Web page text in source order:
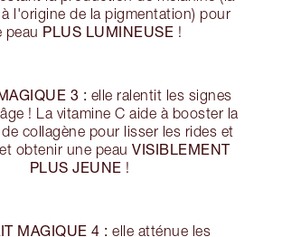
l'origine de la pigmentation) pour
peau PLUS LUMINEUSE !
3 : elle ralentit les signes
! La vitamine C aide à booster la
collagène pour lisser les rides et
obtenir une peauVISIBLEMENT
PLUS JEUNE !
MAGIQUE 4 : elle atténue les